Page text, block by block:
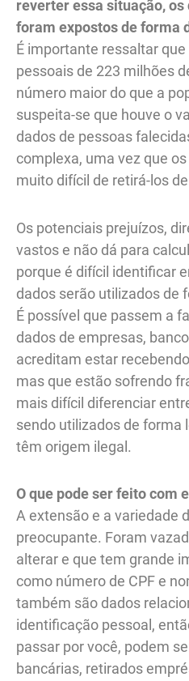
reverter essa situação,
foram expostos de forma
É importante ressaltar
pessoais de 223 milhões
número maior do que a
suspeita-se que houve o
dados de pessoas
complexa, uma vez que
muito difícil de retirá-los
Os potenciais prejuízos,
vastos e não dá para
porque é difícil identificar
dados serão utilizados de
É possível que passem a
dados de empresas,
acreditam estar
mas que estão sofrendo
mais difícil diferenciar
sendo utilizados de forma
têm origem ilegal.
O que pode ser feito com
A extensão e a variedade
preocupante. Foram
alterar e que tem grande
como número de CPF e
também são dados
identificação pessoal,
passar por você, podem
bancárias, retirados